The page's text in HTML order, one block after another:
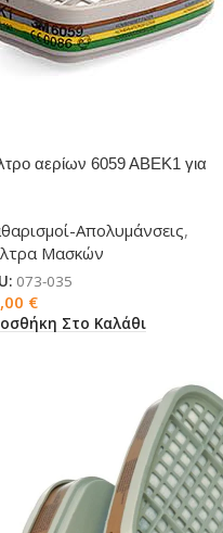
αερίων 6059 ΑΒΕΚ1 για
Απολυμάνσεις,
Μασκών
073-035
€
Στο Καλάθι